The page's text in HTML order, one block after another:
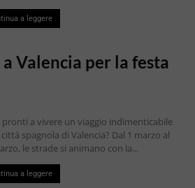
a leggere
Valencia per la festa
pronti a vivere un viaggio indimenticabile
spagnola di Valencia? Dal 1 marzo al
le strade si animano con la...
a leggere